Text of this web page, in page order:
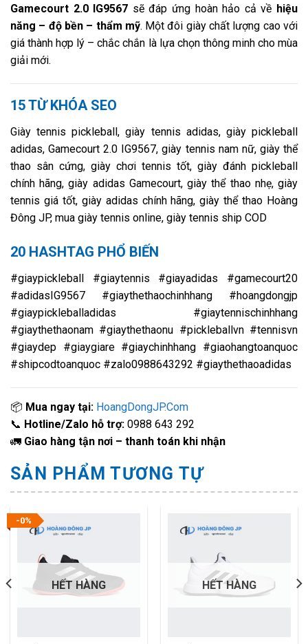
Gamecourt 2.0 IG9567 sẽ đáp ứng hoàn hảo cả về hiệu
năng – độ bền – thẩm mỹ. Một đôi giày chất lượng cao với
giá thành hợp lý – chắc chắn là lựa chọn thông minh cho mùa
giải mới.
15 TỪ KHÓA SEO
Giày tennis pickleball, giày tennis adidas, giày pickleball
adidas, Gamecourt 2.0 IG9567, giày tennis nam nữ, giày thể
thao sân cứng, giày chơi tennis tốt, giày đánh pickleball
chính hãng, giày adidas Gamecourt, giày thể thao nhẹ, giày
tennis giá tốt, giày adidas chính hãng, giày thể thao Hoàng
Đông JP, mua giày tennis online, giày tennis ship COD
20 HASHTAG PHỔ BIẾN
#giaypickleball #giaytennis #giayadidas #gamecourt20
#adidasIG9567 #giaythethaochinhhang #hoangdongjp
#giaypickleballadidas #giaytennischinhhang
#giaythethaonam #giaythethaonu #pickleballvn #tennisvn
#giaydep #giaygiare #giaychinhhang #giaohangtoanquoc
#shipcodtoanquoc #zalo0988643292 #giaythethaoadidas
📦 Mua ngay tại: HoangDongJP.Com
📞 Hotline/Zalo hỗ trợ: 0988 643 292
🚛 Giao hàng tận nơi – thanh toán khi nhận
SẢN PHẨM TƯƠNG TỰ
-0%
HẾT HÀNG HẾT HÀNG